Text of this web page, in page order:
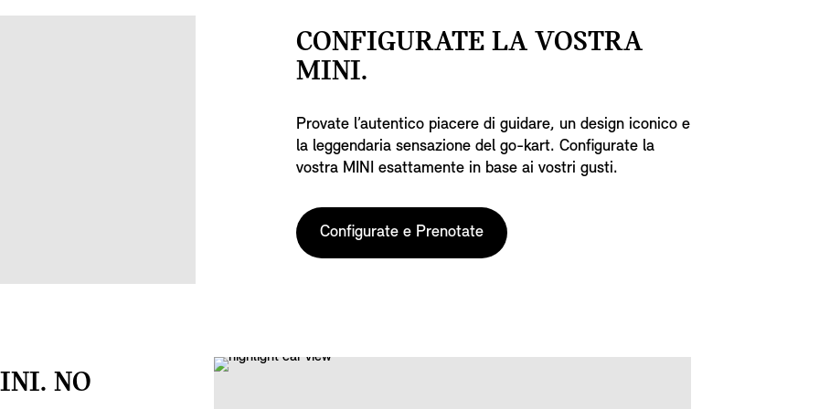
CONFIGURATE LA VOSTRA
MINI.
Provate l’autentico piacere di guidare, un design iconico e
la leggendaria sensazione del go-kart. Configurate la
vostra MINI esattamente in base ai vostri gusti.
Configurate e Prenotate
NO